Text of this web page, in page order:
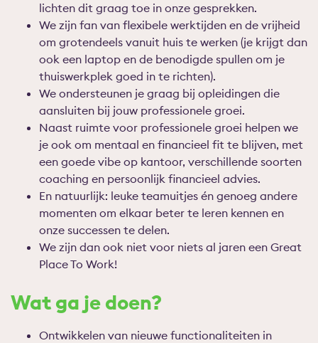
lichten dit graag toe in onze gesprekken.
We zijn fan van flexibele werktijden en de vrijheid
om grotendeels vanuit huis te werken (je krijgt dan
ook een laptop en de benodigde spullen om je
thuiswerkplek goed in te richten).
We ondersteunen je graag bij opleidingen die
aansluiten bij jouw professionele groei.
Naast ruimte voor professionele groei helpen we
je ook om mentaal en financieel fit te blijven, met
een goede vibe op kantoor, verschillende soorten
coaching en persoonlijk financieel advies.
En natuurlijk: leuke teamuitjes én genoeg andere
momenten om elkaar beter te leren kennen en
onze successen te delen.
We zijn dan ook niet voor niets al jaren een Great
Place To Work!
Wat ga je doen?
Ontwikkelen van nieuwe functionaliteiten in